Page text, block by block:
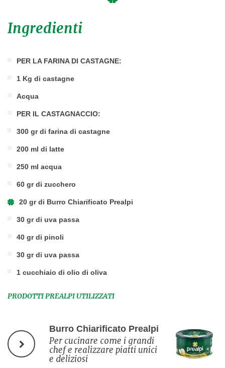
Ingredienti
PER LA FARINA DI CASTAGNE:
1 Kg di castagne
Acqua
PER IL CASTAGNACCIO:
300 gr di farina di castagne
200 ml di latte
250 ml acqua
60 gr di zucchero
20 gr di Burro Chiarificato Prealpi
30 gr di uva passa
40 gr di pinoli
30 gr di uva passa
1 cucchiaio di olio di oliva
PRODOTTI PREALPI UTILIZZATI
Burro Chiarificato Prealpi
Per cucinare come i grandi
chef e realizzare piatti unici
e deliziosi